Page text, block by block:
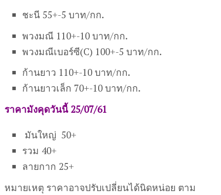
ชะนี 55+-5 บาท/กก.
พวงมณี 110+-10 บาท/กก.
พวงมณีเบอร์ซี(C) 100+-5 บาท/กก.
ก้านยาว 110+-10 บาท/กก.
ก้านยาวเล็ก 70+-10 บาท/กก.
ราคามังคุดวันนี้ 25/07/61
มันใหญ่ 50+
รวม 40+
ลายกาก 25+
หมายเหตุ ราคาอาจปรับเปลี่ยนได้นิดหน่อย ตาม